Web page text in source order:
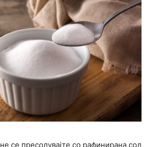
не се пресолувајте со рафинирана сол